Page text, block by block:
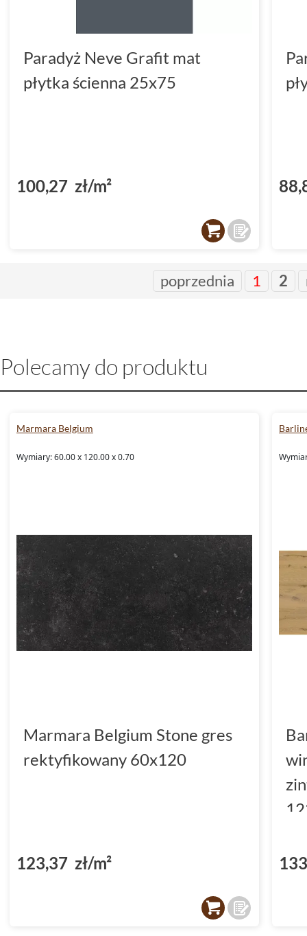
Paradyż Neve Grafit mat
płytka ścienna 25x75
100,27 zł/m²
poprzednia 1 2
Polecamy do produktu
Marmara Belgium
Wymiary: 60.00 x 120.00 x 0.70
Marmara Belgium Stone gres
rektyfikowany 60x120
123,37 zł/m²